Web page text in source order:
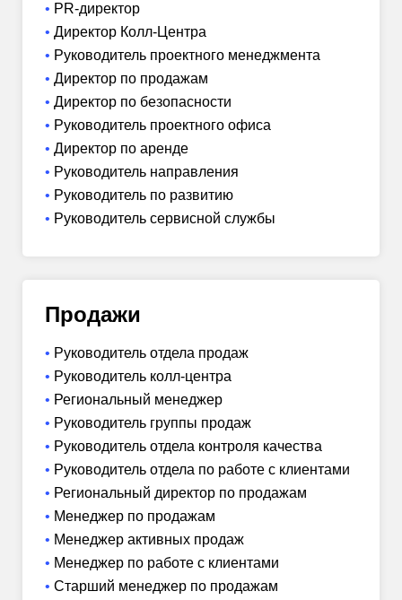
PR-директор
Директор Колл-Центра
Руководитель проектного менеджмента
Директор по продажам
Директор по безопасности
Руководитель проектного офиса
Директор по аренде
Руководитель направления
Руководитель по развитию
Руководитель сервисной службы
Продажи
Руководитель отдела продаж
Руководитель колл-центра
Региональный менеджер
Руководитель группы продаж
Руководитель отдела контроля качества
Руководитель отдела по работе с клиентами
Региональный директор по продажам
Менеджер по продажам
Менеджер активных продаж
Менеджер по работе с клиентами
Старший менеджер по продажам